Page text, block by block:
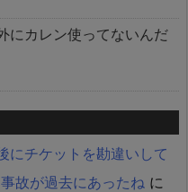
にカレン使ってないんだ
にチケットを勘違いして
故が過去にあったね に